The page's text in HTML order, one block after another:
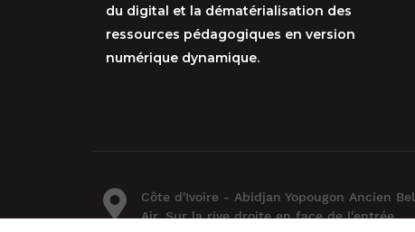
du digital et la dématérialisation des
ressources pédagogiques en version
numérique dynamique.
Côte d'Ivoire - Abidjan Yopougon Ancien Bel
Air, Sur la rive droite en face de l'entrée